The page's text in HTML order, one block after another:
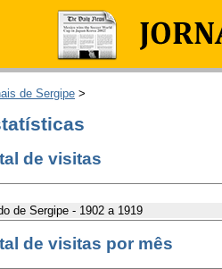
de Sergipe >
de visitas
de Sergipe - 1902 a 1919
de visitas por mês